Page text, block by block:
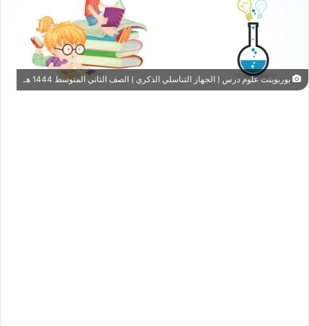
بوربوينت علوم درس ( الجهاز التناسلي الذكري ) الصف الثاني المتوسط 1444 هـ